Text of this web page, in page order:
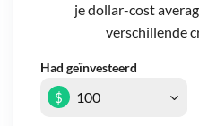
je dollar-cost
verschillende
Had geïnvesteerd
$